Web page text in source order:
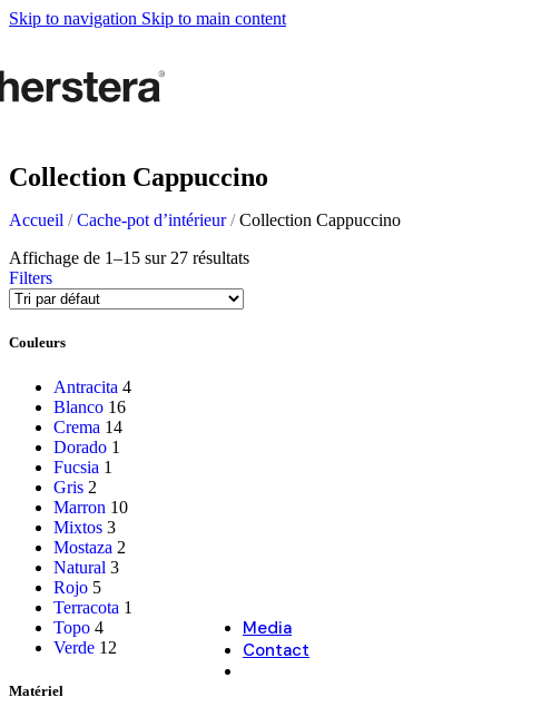
Skip to navigation Skip to main content
ACCESSOIRES DE
Media
Contact
Collection Cappuccino
Accueil / Cache-pot d’intérieur/ Collection Cappuccino
Affichage de 1–15 sur 27 résultats
Filters
Couleurs
Antracita 4
Blanco 16
Crema 14
Dorado 1
Fucsia 1
Gris 2
Marron 10
Mixtos 3
Mostaza 2
Natural 3
Rojo 5
Terracota 1
Topo 4
Verde 12
Matériel